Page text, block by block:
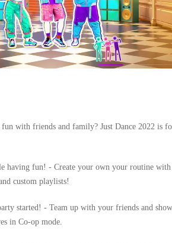
with friends and family? Just Dance 2022 is
having fun! - Create your own your routine with
custom playlists!
started! - Team up with your friends and show
in Co-op mode.